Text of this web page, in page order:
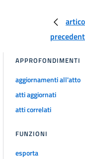
APPROFONDIMENTI
aggiornamenti all'atto
atti aggiornati
atti correlati
FUNZIONI
esporta